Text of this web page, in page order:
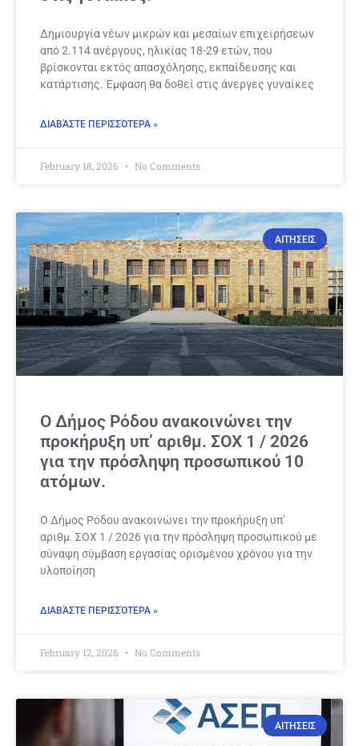
Δημιουργία νέων μικρών και μεσαίων επιχειρήσεων
από 2.114 ανέργους, ηλικίας 18-29 ετών, που
βρίσκονται εκτός απασχόλησης, εκπαίδευσης και
κατάρτισης. Έμφαση θα δοθεί στις άνεργες γυναίκες
ΔΙΑΒΆΣΤΕ ΠΕΡΙΣΣΌΤΕΡΑ »
February 18, 2026 No Comments
ΑΙΤΗΣΕΙΣ
Ο Δήμος Ρόδου ανακοινώνει την
προκήρυξη υπ’ αριθμ. ΣΟΧ 1 / 2026
για την πρόσληψη προσωπικού 10
ατόμων.
Ο Δήμος Ρόδου ανακοινώνει την προκήρυξη υπ’
αριθμ. ΣΟΧ 1 / 2026 για την πρόσληψη προσωπικού με
σύναψη σύμβαση εργασίας ορισμένου χρόνου για την
υλοποίηση
ΔΙΑΒΆΣΤΕ ΠΕΡΙΣΣΌΤΕΡΑ »
February 12, 2026 No Comments
ΑΙΤΗΣΕΙΣ